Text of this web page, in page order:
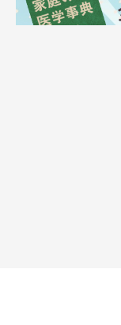
なんて、親近感で心